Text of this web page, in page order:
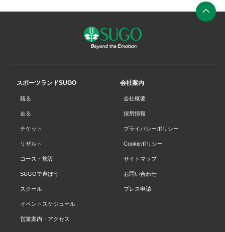
の
スポーツランドSUGO
観る
走る
チケット
リザルト
コース・施設
SUGOで遊ぼう
スクール
イベントスケジュール
営業案内・アクセス
会社案内
会社概要
採用情報
プライバシーポリシー
Cookieポリシー
サイトマップ
お問い合わせ
プレス申請